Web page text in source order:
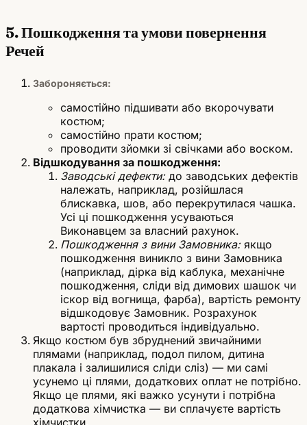
5. Пошкодження та умови повернення
Речей
Забороняється:
самостійно підшивати або вкорочувати
костюм;
самостійно прати костюм;
проводити зйомки зі свічками або воском.
Відшкодування за пошкодження:
Заводські дефекти:до заводських дефектів
належать, наприклад, розійшлася
блискавка, шов, або перекрутилася чашка.
Усі ці пошкодження усуваються
Виконавцем за власний рахунок.
Пошкодження з вини Замовника:якщо
пошкодження виникло з вини Замовника
(наприклад, дірка від каблука, механічне
пошкодження, сліди від димових шашок чи
іскор від вогнища, фарба), вартість ремонту
відшкодовує Замовник. Розрахунок
вартості проводиться індивідуально.
Якщо костюм був збруднений звичайними
плямами (наприклад, подол пилом, дитина
плакала і залишилися сліди сліз) — ми самі
усунемо ці плями, додаткових оплат не потрібно.
Якщо це плями, які важко усунути і потрібна
додаткова хімчистка — ви сплачуєте вартість
хімчистки.